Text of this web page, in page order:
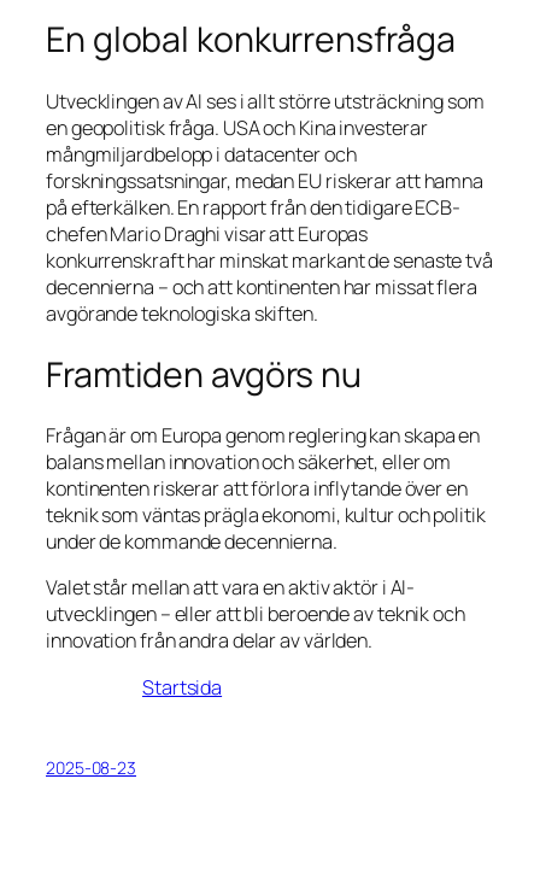
En global konkurrensfråga
Utvecklingen av AI ses i allt större utsträckning som
en geopolitisk fråga. USA och Kina investerar
mångmiljardbelopp i datacenter och
forskningssatsningar, medan EU riskerar att hamna
på efterkälken. En rapport från den tidigare ECB-
chefen Mario Draghi visar att Europas
konkurrenskraft har minskat markant de senaste två
decennierna – och att kontinenten har missat flera
avgörande teknologiska skiften.
Framtiden avgörs nu
Frågan är om Europa genom reglering kan skapa en
balans mellan innovation och säkerhet, eller om
kontinenten riskerar att förlora inflytande över en
teknik som väntas prägla ekonomi, kultur och politik
under de kommande decennierna.
Valet står mellan att vara en aktiv aktör i AI-
utvecklingen – eller att bli beroende av teknik och
innovation från andra delar av världen.
Startsida
2025-08-23